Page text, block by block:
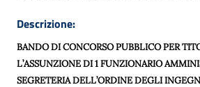
Descrizione:
BANDO DI CONCORSO PUBBLICO PER
L’ASSUNZIONE DI 1 FUNZIONARIO
SEGRETERIA DELL’ORDINE DEGLI